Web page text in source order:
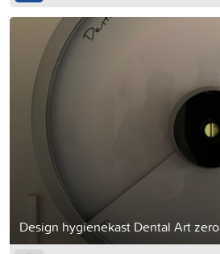
Design hygienekast Dental Art zero